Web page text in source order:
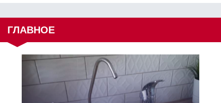
ГЛАВНОЕ